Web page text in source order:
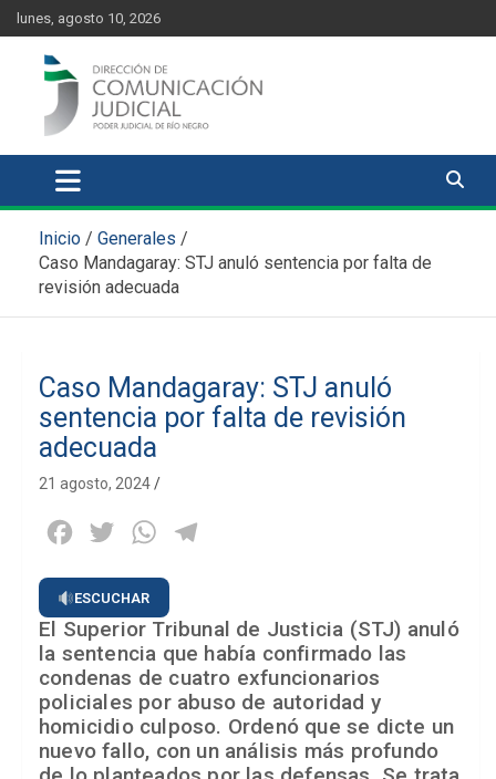
content
Skip
to
content
lunes, agosto 10, 2026
Comunicación Judicial
Inicio
Generales
Caso Mandagaray: STJ anuló sentencia por falta de
revisión adecuada
Caso Mandagaray: STJ anuló
sentencia por falta de revisión
adecuada
21 agosto, 2024
Facebook
Twitter WhatsApp
ESCUCHAR
El Superior Tribunal de Justicia (STJ) anuló
la sentencia que había confirmado las
condenas de cuatro exfuncionarios
policiales por abuso de autoridad y
homicidio culposo. Ordenó que se dicte un
nuevo fallo, con un análisis más profundo